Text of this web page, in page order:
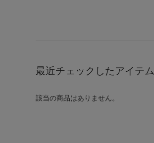
最近チェックしたアイテム
該当の商品はありません。